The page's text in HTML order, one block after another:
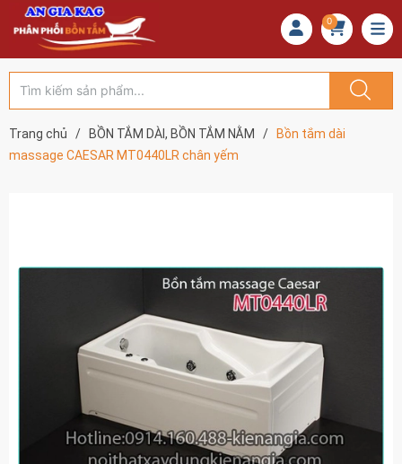
0
Trang chủ / BỒN TẮM DÀI, BỒN TẮM NẰM /
Bồn tắm dài
massage CAESAR MT0440LR chân yếm